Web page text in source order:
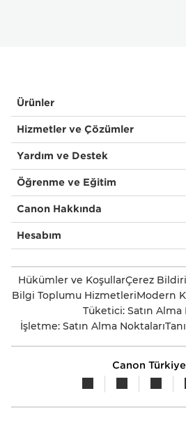
Ürünler
Hizmetler ve Çözümler
Yardım ve Destek
Öğrenme ve Eğitim
Canon Hakkında
Hesabım
Hükümler ve KoşullarÇerez
Bilgi Toplumu HizmetleriModern
Tüketici: Satın Alma
İşletme: Satın Alma Noktaları
Canon Türkiye